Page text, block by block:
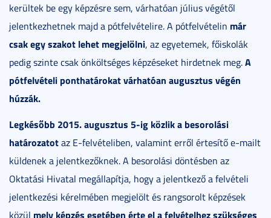
kerültek be egy képzésre sem, várhatóan július végétől
jelentkezhetnek majd a pótfelvételire. A pótfelvételin már
csak egy szakot lehet megjelölni, az egyetemek, főiskolák
pedig szinte csak önköltséges képzéseket hirdetnek meg.A
pótfelvételi ponthatárokat várhatóan augusztus végén
húzzák.
Legkésőbb 2015. augusztus 5-ig közlik a besorolási
határozatotaz E-felvételiben, valamint erről értesítő e-mailt
küldenek a jelentkezőknek. A besorolási döntésben az
Oktatási Hivatal megállapítja, hogy a jelentkező a felvételi
jelentkezési kérelmében megjelölt és rangsorolt képzések
közül mely képzés esetében érte el a felvételhez szükséges